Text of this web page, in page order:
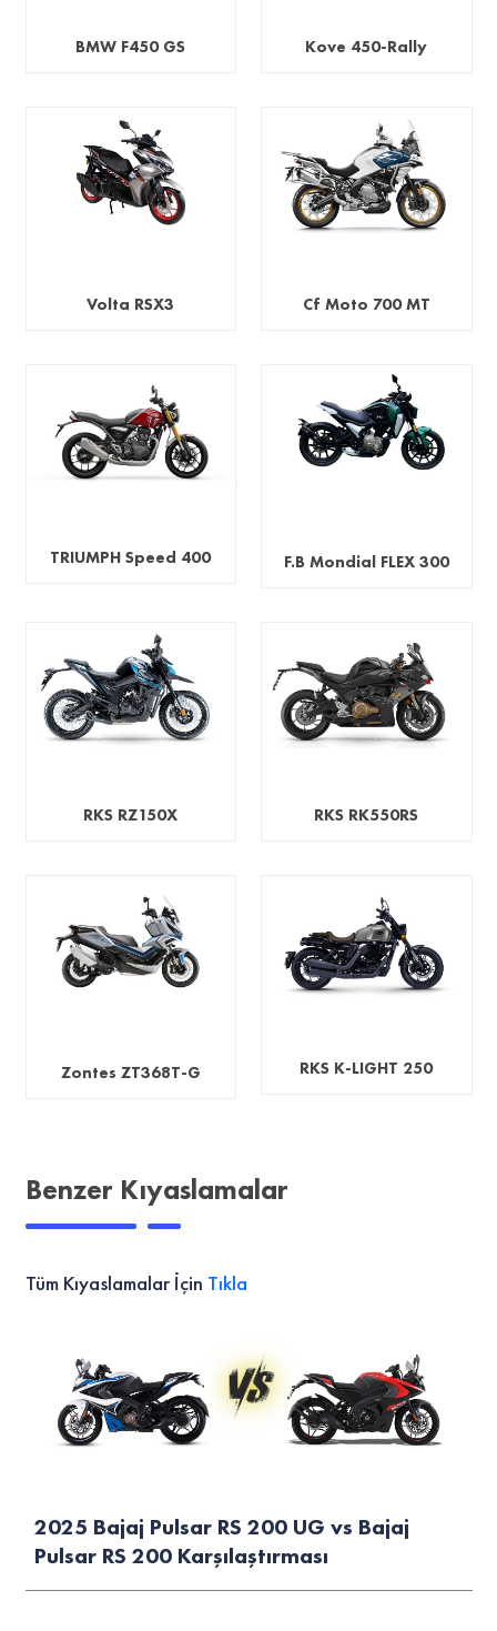
BMW F450 GS Kove 450-Rally
Volta RSX3 Cf Moto 700 MT
TRIUMPH Speed 400 F.B Mondial FLEX 300
RKS RZ150X RKS RK550RS
Zontes ZT368T-G RKS K-LIGHT 250
Benzer Kıyaslamalar
Tüm Kıyaslamalar İçin Tıkla
2025 Bajaj Pulsar RS 200 UG vs Bajaj
Pulsar RS 200 Karşılaştırması